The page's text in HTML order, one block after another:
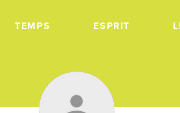
TEMPS ESPRIT